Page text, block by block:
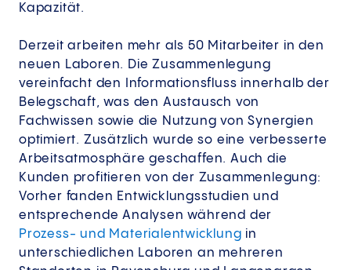
Kapazität.
Derzeit arbeiten mehr als 50 Mitarbeiter in den
neuen Laboren. Die Zusammenlegung
vereinfacht den Informationsfluss innerhalb der
Belegschaft, was den Austausch von
Fachwissen sowie die Nutzung von Synergien
optimiert. Zusätzlich wurde so eine verbesserte
Arbeitsatmosphäre geschaffen. Auch die
Kunden profitieren von der Zusammenlegung:
Vorher fanden Entwicklungsstudien und
entsprechende Analysen während der
Prozess- und Materialentwicklung in
unterschiedlichen Laboren an mehreren